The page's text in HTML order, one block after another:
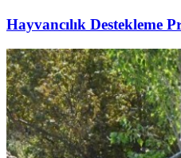
Hayvancılık Destekleme